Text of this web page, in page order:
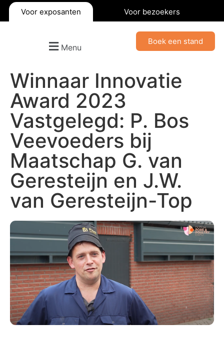
Voor exposanten Voor bezoekers
Menu
Boek een stand
Winnaar Innovatie
Award 2023
Vastgelegd: P. Bos
Veevoeders bij
Maatschap G. van
Geresteijn en J.W.
van Geresteijn-Top